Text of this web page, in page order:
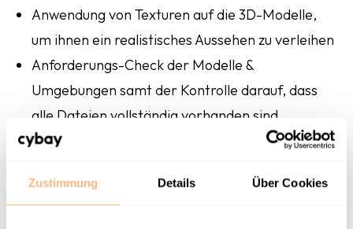
Zustimmung Details Über Cookies
Anwendung von Texturen auf die 3D-Modelle,
um ihnen ein realistisches Aussehen zu verleihen
Anforderungs-Check der Modelle &
Umgebungen samt der Kontrolle darauf, dass
alle Dateien vollständig vorhanden sind
Erstellung eines Environments auf Grundlage
Upload der Szene & Modelle in 3Spin Learning